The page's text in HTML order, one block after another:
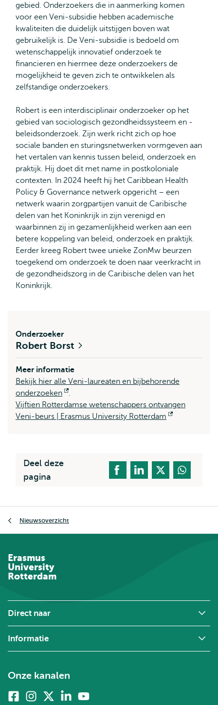
gebied. Onderzoekers die in aanmerking komen
voor een Veni-subsidie hebben academische
kwaliteiten die duidelijk uitstijgen boven wat
gebruikelijk is. De Veni-subsidie is bedoeld om
wetenschappelijk innovatief onderzoek te
financieren en hiermee deze onderzoekers de
mogelijkheid te geven zich te ontwikkelen als
zelfstandige onderzoekers.
Robert is een interdisciplinair onderzoeker op het
gebied van sociologisch gezondheidssysteem en -
beleidsonderzoek. Zijn werk richt zich op hoe
sociale banden en sturingsnetwerken vormgeven aan
het vertalen van kennis tussen beleid, onderzoek en
praktijk. Hij doet dit met name in postkoloniale
contexten. In 2024 heeft hij het Caribbean Health
Policy & Governance netwerk opgericht – een
netwerk waarin zorgpartijen vanuit de Caribische
delen van het Koninkrijk in zijn verenigd en
waarbinnen zij in gezamenlijkheid werken aan een
betere koppeling van beleid, onderzoek en praktijk.
Eerder kreeg Robert twee unieke ZonMw beurzen
toegekend om onderzoek te doen naar veerkracht in
de gezondheidszorg in de Caribische delen van het
Koninkrijk.
Onderzoeker
Robert Borst
Meer informatie
Bekijk hier alle Veni-laureaten en bijbehorende
onderzoeken
Opent
extern
.
Vijftien Rotterdamse wetenschappers ontvangen
Veni-beurs | Erasmus University Rotterdam
Deel deze
pagina
Nieuwsoverzicht
Erasmus
University
Rotterdam
Direct naar
Informatie
Onze kanalen
FacebookInstagram Linkedin